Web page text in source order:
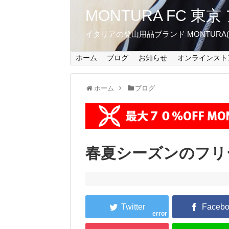
MONTURA FC 東
イタリアの登山用品ブランド
ホーム ブログ お知らせ オンラインスト
ホーム ブログ
春夏シーズンのフ
error